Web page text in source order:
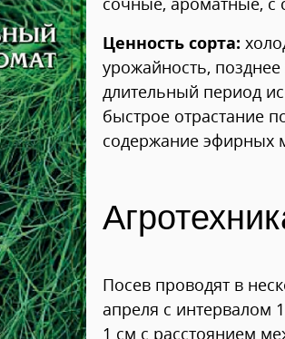
Ценность сорта:
урожайность,
длительный период
быстрое отрастание
содержание эфирных
Посев проводят в
апреля с интервалом
1 см с расстоянием